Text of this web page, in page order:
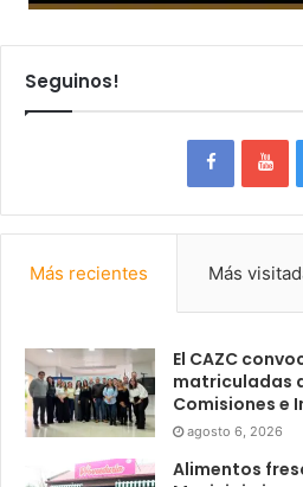
Seguinos!
Más recientes Más
El CAZC
matriculadas
Comisiones e
agosto 6, 2026
Alimentos